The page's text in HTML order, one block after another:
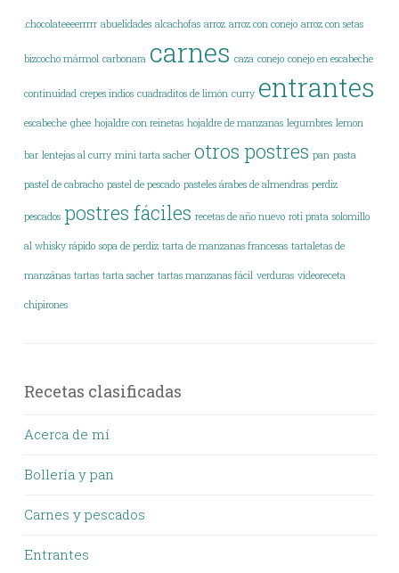
.chocolateeeerrrrr abuelidades alcachofas arroz arroz con conejo arroz con setas
bizcocho mármol carbonara carnes caza conejo conejo en escabeche
continuidad crepes indios cuadraditos de limón curry entrantes
escabeche ghee hojaldre con reinetas hojaldre de manzanas legumbres lemon
bar lentejas al curry mini tarta sacher otros postres pan pasta
pastel de cabracho pastel de pescado pasteles árabes de almendras perdiz
pescados postres fáciles recetas de año nuevo roti prata solomillo
al whisky rápido sopa de perdiz tarta de manzanas francesas tartaletas de
manzánas tartas tarta sacher tartas manzanas fácil verduras vídeoreceta
chipirones
Recetas clasificadas
Acerca de mí
Bollería y pan
Carnes y pescados
Entrantes